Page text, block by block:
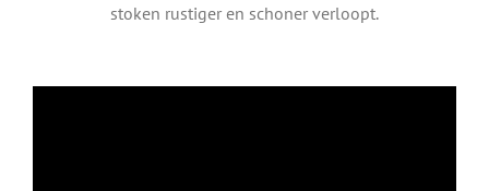
stoken rustiger en schoner verloopt.